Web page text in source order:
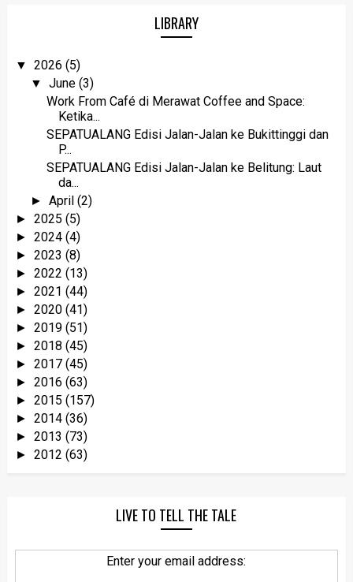
LIBRARY
▼ 2026 (5)
▼June(3)
Work From Café di Merawat Coffee and Space:
Ketika...
SEPATUALANG Edisi Jalan-Jalan ke Bukittinggi dan
P...
SEPATUALANG Edisi Jalan-Jalan ke Belitung: Laut
da...
►April(2)
► 2025 (5)
► 2024 (4)
► 2023 (8)
► 2022 (13)
► 2021 (44)
► 2020 (41)
► 2019 (51)
► 2018 (45)
► 2017 (45)
► 2016 (63)
► 2015 (157)
► 2014 (36)
► 2013 (73)
► 2012 (63)
LIVE TO TELL THE TALE
Enter your email address: